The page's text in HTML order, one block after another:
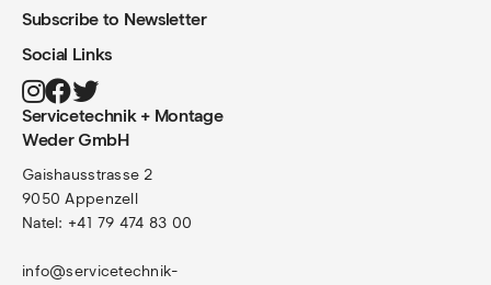
Subscribe to Newsletter
Social Links
Servicetechnik + Montage
Weder GmbH
Gaishausstrasse 2
9050 Appenzell
Natel: +41 79 474 83 00
info@servicetechnik-